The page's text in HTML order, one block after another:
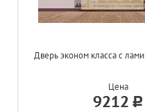
Дверь эконом класса с
Цена
9212